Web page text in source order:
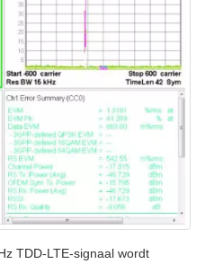
TDD-LTE-signaal wordt